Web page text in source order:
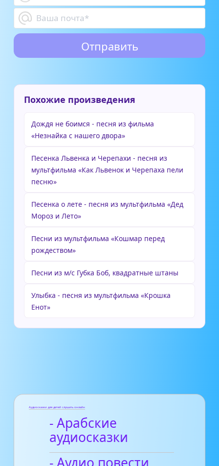
Похожие произведения
Дождя не боимся - песня из фильма
«Незнайка с нашего двора»
Песенка Львенка и Черепахи - песня из
мультфильма «Как Львенок и Черепаха пели
песню»
Песенка о лете - песня из мультфильма «Дед
Мороз и Лето»
Песни из мультфильма «Кошмар перед
рождеством»
Песни из м/с Губка Боб, квадратные штаны
Улыбка - песня из мультфильма «Крошка
Енот»
Аудиосказки для детей слушать онлайн
- Арабские
аудиосказки